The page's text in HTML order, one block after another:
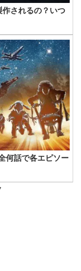
作されるの？いつ
何話で各エピソー